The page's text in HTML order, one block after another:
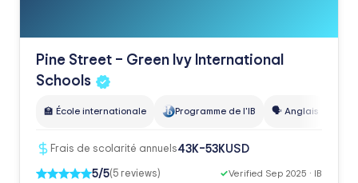
Pine Street – Green Ivy International
Schools
🏫 École internationale Programme de l'IB 🗣️ Anglais
Frais de scolarité annuels43K–53KUSD
5/5(5 reviews) ✓Verified Sep 2025 · IB